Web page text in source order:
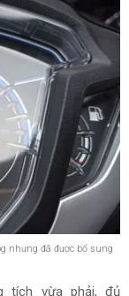
nhưng đã được bổ sung
tích vừa phải, đủ